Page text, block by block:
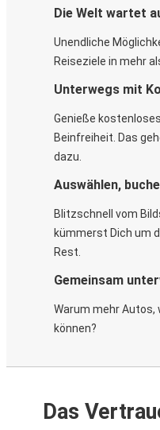
Die Welt wartet
Unendliche
Reiseziele in mehr
Unterwegs mit
Genieße
Beinfreiheit. Das
dazu.
Auswählen,
Blitzschnell vom
kümmerst Dich um
Rest.
Gemeinsam
Warum mehr Autos,
können?
Das